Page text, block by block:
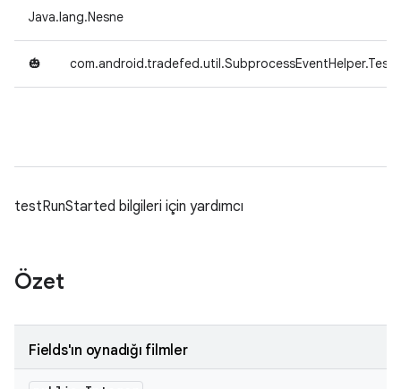
Java.lang.Nesne
🎃
testRunStarted bilgileri için yardımcı
Özet
Fields'ın oynadığı filmler